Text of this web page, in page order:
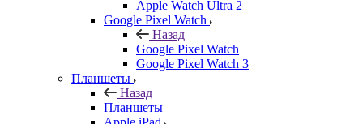
Apple Watch Ultra 2
Google Pixel Watch
Назад
Google Pixel Watch
Google Pixel Watch 3
Планшеты
Назад
Планшеты